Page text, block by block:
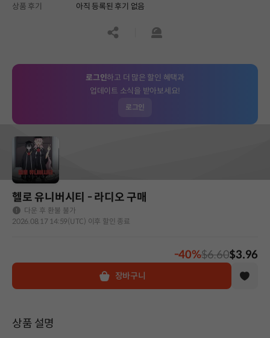
상품 후기
아직 등록된 후기 없음
공유하기신고하기
로그인하고 더 많은 할인 혜택과
업데이트 소식을 받아보세요!
로그인
헬로 유니버시티 - 라디오 구매
다운 후 환불 불가
2026.08.17 14:59(UTC) 이후 할인 종료
-40%$6.60$3.96
장바구니
상품 설명